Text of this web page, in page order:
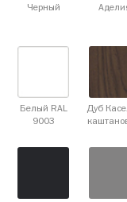
Черный
Белый RAL
9003
Дуб